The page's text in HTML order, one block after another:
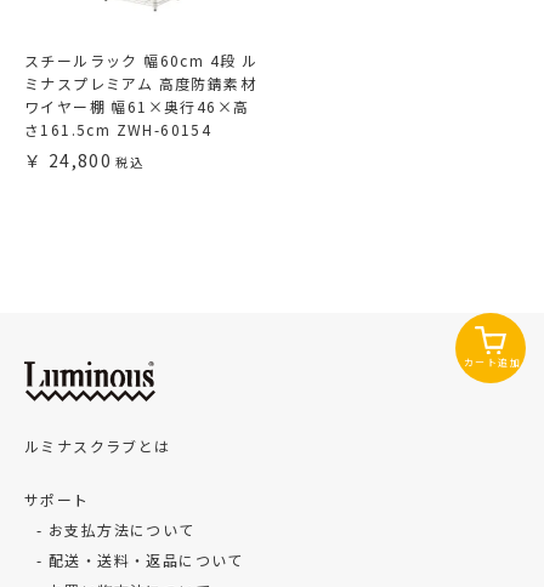
スチールラック 幅60cm 4段 ル
ミナスプレミアム 高度防錆素材
ワイヤー棚 幅61×奥行46×高
さ161.5cm ZWH-60154
24,800
カート追加
ルミナスクラブとは
サポート
お支払方法について
配送・送料・返品について